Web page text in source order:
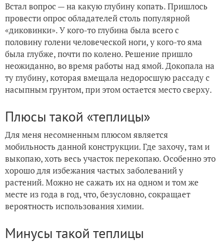
Встал вопрос — на какую глубину копать. Пришлось
провести опрос обладателей столь популярной
«диковинки». У кого-то глубина была всего с
половину голени человеческой ноги, у кого-то яма
была глубже, почти по колено. Решение пришло
неожиданно, во время работы над ямой. Докопала на
ту глубину, которая вмещала недоросшую рассаду с
насыпным грунтом, при этом остается место сверху.
Плюсы такой «теплицы»
Для меня несомненным плюсом является
мобильность данной конструкции. Где захочу, там и
выкопаю, хоть весь участок перекопаю. Особенно это
хорошо для избежания частых заболеваний у
растений. Можно не сажать их на одном и том же
месте из года в год, что, безусловно, сокращает
вероятность использования химии.
Минусы такой теплицы